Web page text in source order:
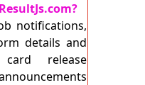
notifications,
details and
release